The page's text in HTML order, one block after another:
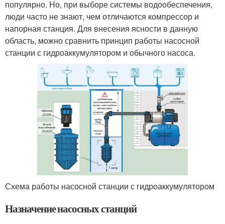
популярно. Но, при выборе системы водообеспечения,
люди часто не знают, чем отличаются компрессор и
напорная станция. Для внесения ясности в данную
область, можно сравнить принцип работы насосной
станции с гидроаккумулятором и обычного насоса.
Схема работы насосной станции с гидроаккумулятором
Назначение насосных станций